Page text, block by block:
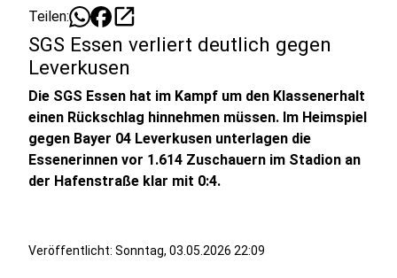
Teilen: open_in_new
SGS Essen verliert deutlich gegen
Leverkusen
Die SGS Essen hat im Kampf um den Klassenerhalt
einen Rückschlag hinnehmen müssen. Im Heimspiel
gegen Bayer 04 Leverkusen unterlagen die
Essenerinnen vor 1.614 Zuschauern im Stadion an
der Hafenstraße klar mit 0:4.
Veröffentlicht: Sonntag, 03.05.2026 22:09